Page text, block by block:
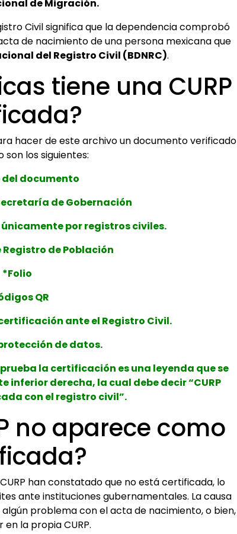
de Migración.
Civil significa que la dependencia comprobó
de nacimiento de una persona mexicana que
del Registro Civil (BDNRC).
tiene una CURP
hacer de este archivo un documento verificado
los siguientes:
del documento
de Gobernación
por registros civiles.
de Población
*Folio
QR
ante el Registro Civil.
de datos.
la certificación es una leyenda que se
inferior derecha, la cual debe decir “CURP
con el registro civil”.
no aparece como
han constatado que no está certificada, lo
ante instituciones gubernamentales. La causa
problema con el acta de nacimiento, o bien,
la propia CURP.